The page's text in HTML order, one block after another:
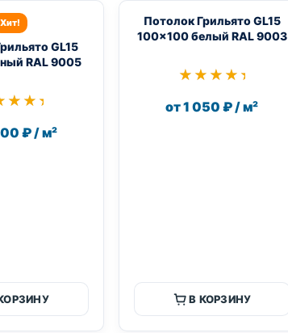
Хит!
GL15
RAL 9005
₽ / м²
Потолок Грильято GL15
100×100 белый RAL 9003
★★★★★
★★★★★
от 1 050 ₽ / м²
В КОРЗИНУ